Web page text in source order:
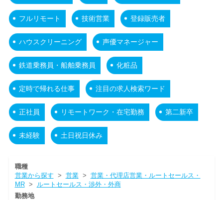
フルリモート 技術営業 登録販売者
ハウスクリーニング 声優マネージャー
鉄道乗務員・船舶乗務員 化粧品
定時で帰れる仕事 注目の求人検索ワード
正社員 リモートワーク・在宅勤務 第二新卒
未経験 土日祝日休み
職種
営業から探す > 営業> 営業・代理店営業・ルートセールス・
MR>
ルートセールス・渉外・外商
勤務地